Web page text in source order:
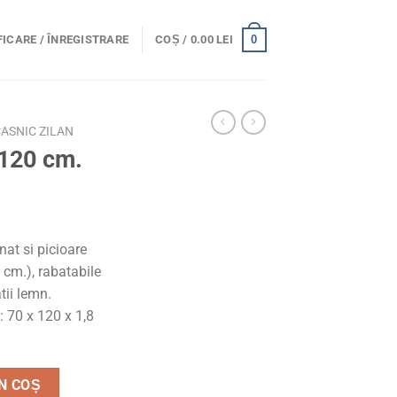
/ ÎNREGISTRARE COȘ / 0.00 LEI 0
ZILAN
cm.
si picioare
rabatabile
lemn.
70 x 120 x 1,8
cm.
COȘ